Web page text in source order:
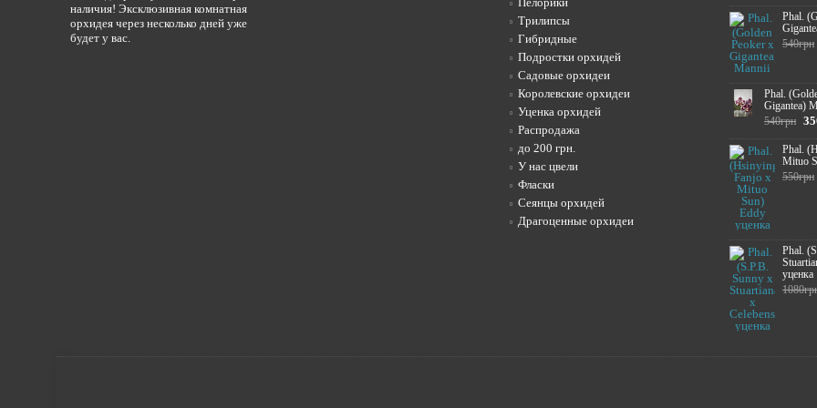
наличия! Эксклюзивная комнатная
орхидея через несколько дней уже
будет у вас.
Трилипсы
Гибридные
Подростки орхидей
Садовые орхидеи
Королевские орхидеи
Уценка орхидей
Распродажа
до 200 грн.
У нас цвели
Фласки
Сеянцы орхидей
Драгоценные орхидеи
Phal.
540грн
Phal.
Gigantea)
540грн
Phal.
Mituo
550грн
Phal.
уценка